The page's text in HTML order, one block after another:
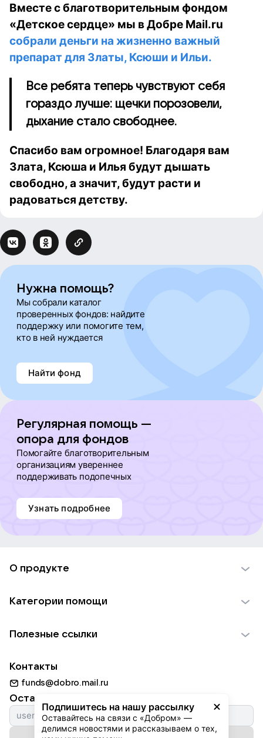
Вместе с благотворительным фондом
«Детское сердце» мы в Добре Mail.ru
собрали деньги на жизненно важный
препарат для Златы, Ксюши и Ильи.
Все ребята теперь чувствуют себя
гораздо лучше: щечки порозовели,
дыхание стало свободнее.
Спасибо вам огромное! Благодаря вам
Злата, Ксюша и Илья будут дышать
свободно, а значит, будут расти и
радоваться детству.
Нужна помощь?
Мы собрали каталог
проверенных фондов: найдите
поддержку или помогите тем,
кто в ней нуждается
Найти фонд
Регулярная помощь —
опора для фондов
Помогайте благотворительным
организациям увереннее
поддерживать подопечных
Узнать подробнее
Подпишитесь на нашу рассылку
Оставайтесь на связи с «Добром» —
делимся новостями и рассказываем о тех,
О продукте
Использование материалов
Для НКО
Партнерам
Категории помощи
Пожилым
Животным
Природе
Культуре
Полезные ссылки
Добрый день
Истории
Автоплатежи
Контакты
funds@dobro.mail.ru
Оставайтесь с нами